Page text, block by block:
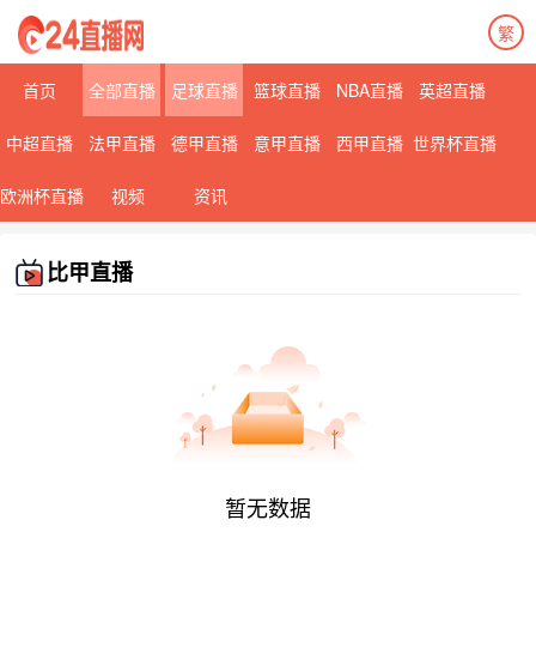
繁
首页 全部直播 足球直播 篮球直播 NBA直播 英超直播
中超直播 法甲直播 德甲直播 意甲直播 西甲直播 世界杯直播
欧洲杯直播 视频 资讯
比甲直播
暂无数据